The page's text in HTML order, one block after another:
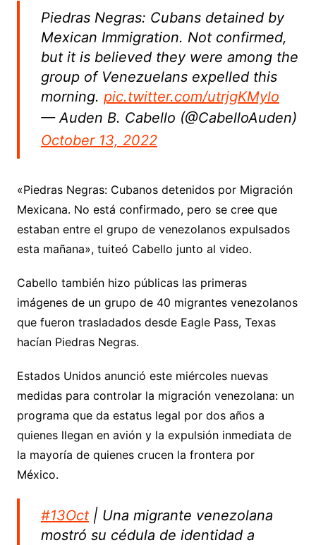
Piedras Negras: Cubans detained by
Mexican Immigration. Not confirmed,
but it is believed they were among the
group of Venezuelans expelled this
morning. pic.twitter.com/utrjgKMylo
— Auden B. Cabello (@CabelloAuden)
October 13, 2022
«Piedras Negras: Cubanos detenidos por Migración
Mexicana. No está confirmado, pero se cree que
estaban entre el grupo de venezolanos expulsados ​​
esta mañana», tuiteó Cabello junto al video.
Cabello también hizo públicas las primeras
imágenes de un grupo de 40 migrantes venezolanos
que fueron trasladados desde Eagle Pass, Texas
hacían Piedras Negras.
Estados Unidos anunció este miércoles nuevas
medidas para controlar la migración venezolana: un
programa que da estatus legal por dos años a
quienes llegan en avión y la expulsión inmediata de
la mayoría de quienes crucen la frontera por
México.
#13Oct| Una migrante venezolana
mostró su cédula de identidad a